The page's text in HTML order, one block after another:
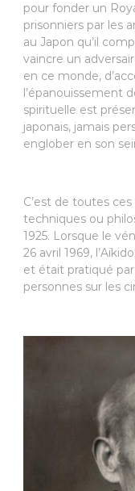
pour fonder un
prisonniers par les
au Japon qu’il
vaincre un
en ce monde,
l’épanouissement
spirituelle est
japonais, jamais
englober en son
C’est de toutes
techniques ou
1925. Lorsque le
26 avril 1969,
et était pratiqué
personnes sur les